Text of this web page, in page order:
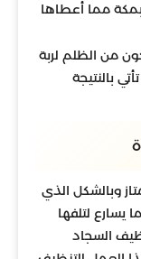
مما أعطاها
من الظلم لربة
بالنتيجة
وبالشكل الذي
يسارع لتلفها
السجاد